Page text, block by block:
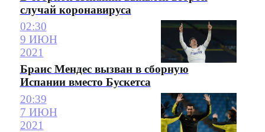
случай коронавируса
02:30
9 ИЮН
2021
Браис Мендес вызван в сборную
Испании вместо Бускетса
20:39
7 ИЮН
2021